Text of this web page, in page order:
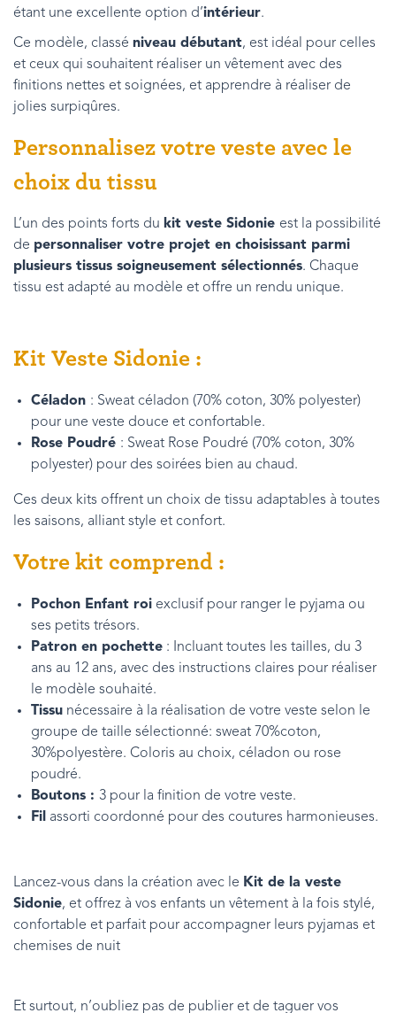
étant une excellente option d’intérieur.
Ce modèle, classé niveau débutant, est idéal pour celles
et ceux qui souhaitent réaliser un vêtement avec des
finitions nettes et soignées, et apprendre à réaliser de
jolies surpiqûres.
Personnalisez votre veste avec le
choix du tissu
L’un des points forts du kit veste Sidonie est la possibilité
de personnaliser votre projet en choisissant parmi
plusieurs tissus soigneusement sélectionnés. Chaque
tissu est adapté au modèle et offre un rendu unique.
Kit Veste Sidonie :
Céladon : Sweat céladon (70% coton, 30% polyester)
pour une veste douce et confortable.
Rose Poudré : Sweat Rose Poudré (70% coton, 30%
polyester) pour des soirées bien au chaud.
Ces deux kits offrent un choix de tissu adaptables à toutes
les saisons, alliant style et confort.
Votre kit comprend :
Pochon Enfant roi exclusif pour ranger le pyjama ou
ses petits trésors.
Patron en pochette : Incluant toutes les tailles, du 3
ans au 12 ans, avec des instructions claires pour réaliser
le modèle souhaité.
Tissu nécessaire à la réalisation de votre veste selon le
groupe de taille sélectionné: sweat 70%coton,
30%polyestère. Coloris au choix, céladon ou rose
poudré.
Boutons : 3 pour la finition de votre veste.
Fil assorti coordonné pour des coutures harmonieuses.
Lancez-vous dans la création avec le Kit de la veste
Sidonie, et offrez à vos enfants un vêtement à la fois stylé,
confortable et parfait pour accompagner leurs pyjamas et
chemises de nuit
Et surtout, n’oubliez pas de publier et de taguer vos